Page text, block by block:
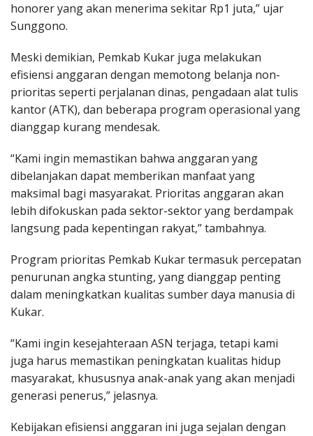
honorer yang akan menerima sekitar Rp1 juta,” ujar
Sunggono.
Meski demikian, Pemkab Kukar juga melakukan
efisiensi anggaran dengan memotong belanja non-
prioritas seperti perjalanan dinas, pengadaan alat tulis
kantor (ATK), dan beberapa program operasional yang
dianggap kurang mendesak.
“Kami ingin memastikan bahwa anggaran yang
dibelanjakan dapat memberikan manfaat yang
maksimal bagi masyarakat. Prioritas anggaran akan
lebih difokuskan pada sektor-sektor yang berdampak
langsung pada kepentingan rakyat,” tambahnya.
Program prioritas Pemkab Kukar termasuk percepatan
penurunan angka stunting, yang dianggap penting
dalam meningkatkan kualitas sumber daya manusia di
Kukar.
“Kami ingin kesejahteraan ASN terjaga, tetapi kami
juga harus memastikan peningkatan kualitas hidup
masyarakat, khususnya anak-anak yang akan menjadi
generasi penerus,” jelasnya.
Kebijakan efisiensi anggaran ini juga sejalan dengan